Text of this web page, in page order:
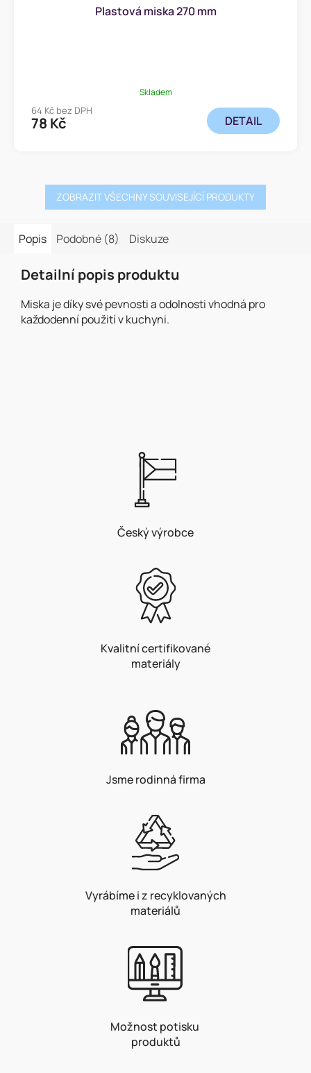
Plastová miska 270 mm
Skladem
64 Kč bez DPH
78 Kč DETAIL
ZOBRAZIT VŠECHNY SOUVISEJÍCÍ PRODUKTY
Popis Podobné (8) Diskuze
Detailní popis produktu
Miska je díky své pevnosti a odolnosti vhodná pro
každodenní použití v kuchyni.
Český výrobce
Kvalitní certifikované
materiály
Jsme rodinná firma
Vyrábíme i z recyklovaných
materiálů
Možnost potisku
produktů